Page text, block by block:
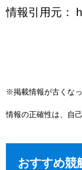
情報引用元：
※掲載情報が古くな
情報の正確性は、自
おすすめ競